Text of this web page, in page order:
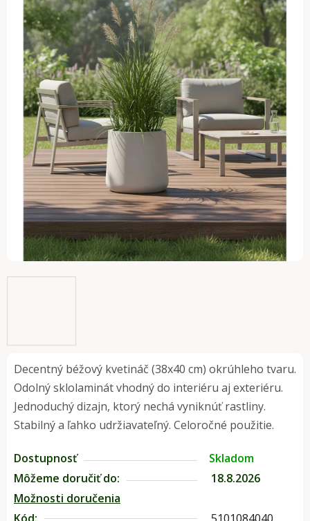
Decentný béžový kvetináč (38x40 cm) okrúhleho tvaru.
Odolný sklolaminát vhodný do interiéru aj exteriéru.
Jednoduchý dizajn, ktorý nechá vyniknúť rastliny.
Stabilný a ľahko udržiavateľný. Celoročné použitie.
Dostupnosť
Skladom
Môžeme doručiť do:
18.8.2026
Možnosti doručenia